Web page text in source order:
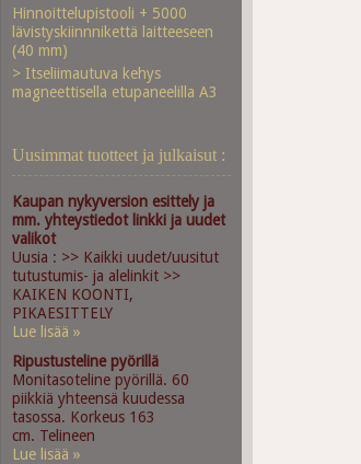
Hinnoittelupistooli + 5000
lävistyskiinnnikettä laitteeseen
(40 mm)
> Itseliimautuva kehys
magneettisella etupaneelilla A3
Uusimmat tuotteet ja julkaisut :
Kaupan nykyversion esittely ja
mm. yhteystiedot linkki ja uudet
valikot
Uusia : >> Kaikki uudet/uusitut
tutustumis- ja alelinkit >>
KAIKEN KOONTI,
PIKAESITTELY
Lue lisää »
Ripustusteline pyörillä
Monitasoteline pyörillä. 60
piikkiä yhteensä kuudessa
tasossa. Korkeus 163
cm. Telineen
Lue lisää »